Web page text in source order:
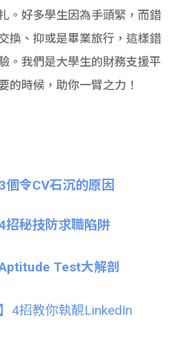
。好多學生因為手頭緊，而錯
換、抑或是畢業旅行，這樣錯
。我們是大學生的財務支援平
的時候，助你一臂之力！
個令CV石沉的原因
招秘技防求職陷阱
Aptitude Test大解剖
4招教你執靚LinkedIn